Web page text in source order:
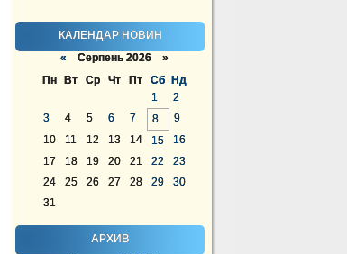
КАЛЕНДАР НОВИН
« Серпень 2026 »
Пн
Вт Ср Чт Пт Сб
Нд
1
2
3
4 5 6 7 8
9
10
11 12 13 14 15
16
17
18 19 20 21 22
23
24
25 26 27 28 29
30
31
АРХИВ